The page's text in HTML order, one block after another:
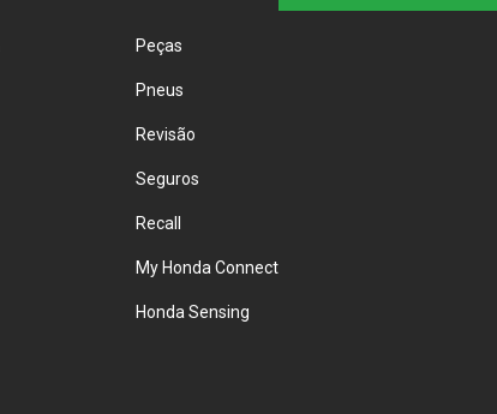
Peças
Pneus
Revisão
Seguros
Recall
My Honda Connect
Honda Sensing